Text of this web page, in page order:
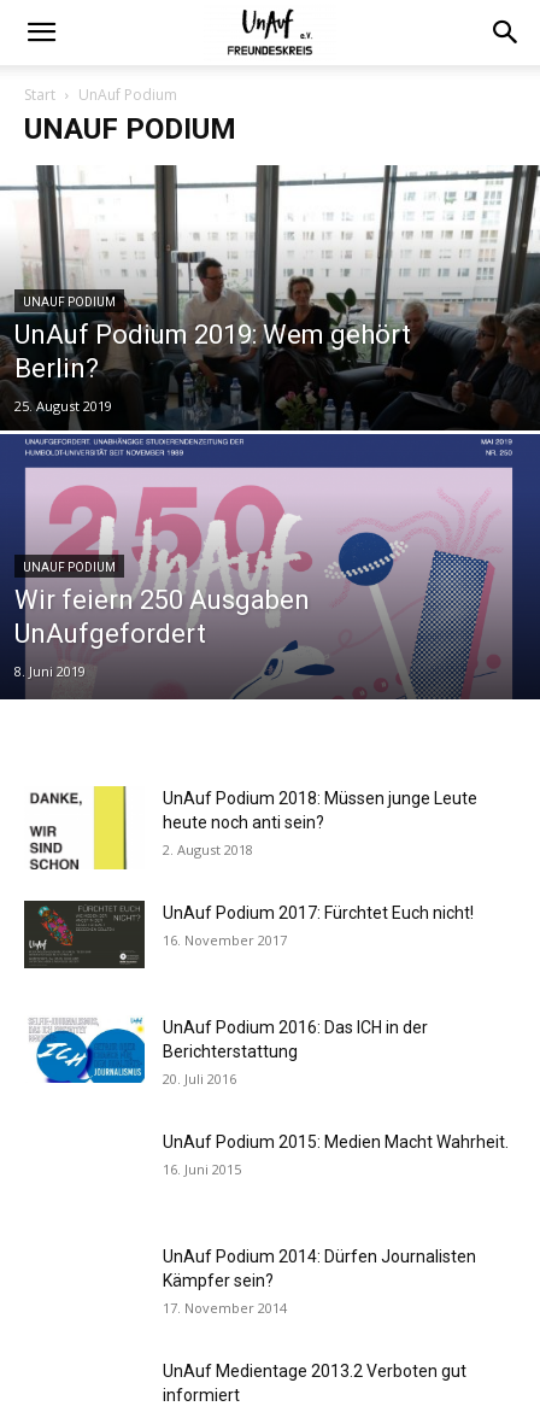
Start UnAuf Podium
UNAUF PODIUM
UNAUF PODIUM
UnAuf Podium 2019: Wem gehört
Berlin?
25. August 2019
UNAUF PODIUM
Wir feiern 250 Ausgaben
UnAufgefordert
8. Juni 2019
UnAuf Podium 2018: Müssen junge Leute
heute noch anti sein?
2. August 2018
UnAuf Podium 2017: Fürchtet Euch nicht!
16. November 2017
UnAuf Podium 2016: Das ICH in der
Berichterstattung
20. Juli 2016
UnAuf Podium 2015: Medien Macht Wahrheit.
16. Juni 2015
UnAuf Podium 2014: Dürfen Journalisten
Kämpfer sein?
17. November 2014
UnAuf Medientage 2013.2 Verboten gut
informiert